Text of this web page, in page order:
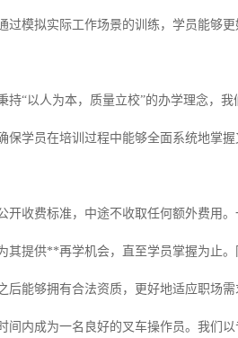
模拟实际工作场景的训练，学员能够
“以人为本，质量立校”的办学理念，我
学员在培训过程中能够全面系统地掌握
收费标准，中途不收取任何额外费用。
提供**再学机会，直至学员掌握为止。
能够拥有合法资质，更好地适应职场需
内成为一名良好的叉车操作员。我们以